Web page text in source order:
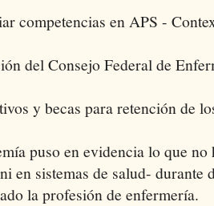
competencias en APS -
del Consejo Federal de
y becas para retención de
puso en evidencia lo que
en sistemas de salud- durante
la profesión de enfermería.